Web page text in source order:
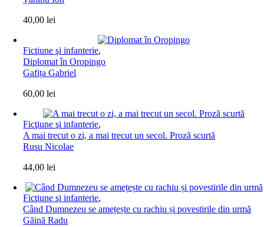
40,00lei
Ficţiune şi infanterie,
Diplomat în Oropingo
Gafița Gabriel
60,00lei
Ficţiune şi infanterie,
A mai trecut o zi, a mai trecut un secol. Proză scurtă
Rusu Nicolae
44,00lei
Ficţiune şi infanterie,
Când Dumnezeu se amețește cu rachiu și povestirile din urmă
Găină Radu